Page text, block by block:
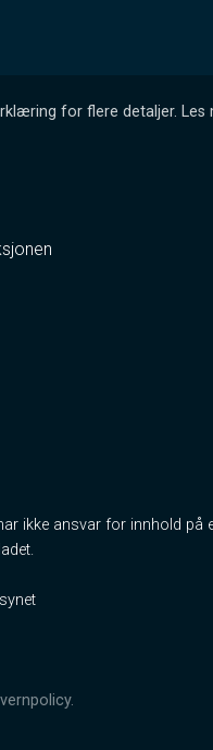
for flere detaljer. Les
ikke ansvar for innhold på